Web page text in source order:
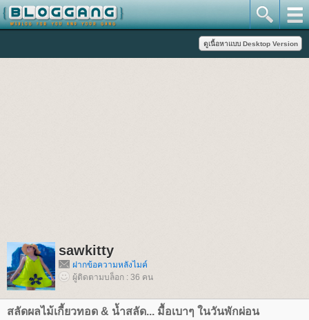
sawkitty
ฝากข้อความหลังไมค์
ผู้ติดตามบล็อก : 36 คน
สลัดผลไม้เกี้ยวทอด & น้ำสลัด... มื้อเบาๆ ในวันพักผ่อน